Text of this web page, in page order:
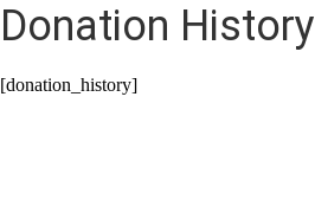
Donation History
[donation_history]